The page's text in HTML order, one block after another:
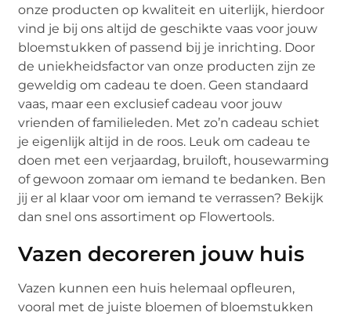
onze producten op kwaliteit en uiterlijk, hierdoor
vind je bij ons altijd de geschikte vaas voor jouw
bloemstukken of passend bij je inrichting. Door
de uniekheidsfactor van onze producten zijn ze
geweldig om cadeau te doen. Geen standaard
vaas, maar een exclusief cadeau voor jouw
vrienden of familieleden. Met zo’n cadeau schiet
je eigenlijk altijd in de roos. Leuk om cadeau te
doen met een verjaardag, bruiloft, housewarming
of gewoon zomaar om iemand te bedanken. Ben
jij er al klaar voor om iemand te verrassen? Bekijk
dan snel ons assortiment op Flowertools.
Vazen decoreren jouw huis
Vazen kunnen een huis helemaal opfleuren,
vooral met de juiste bloemen of bloemstukken